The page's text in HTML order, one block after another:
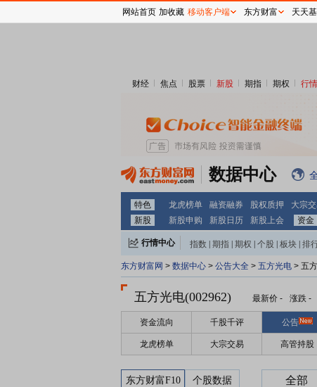
财经 焦点 股票 新股 期指 期权 行情
数据中心
特色 龙虎榜单 融资融券 股权质押 大宗
新股
新股申购 新股日历 新股上会 资金
行情中心 指数 期指 期权 个股 板块 排
东方财富网 > 数据中心 > 公告大全 > 五方光电 > 五
五方光电(002962) 最新价 - 涨跌 -
资金流向 千股千评 公告
龙虎榜单 大宗交易 高管持股
东方财富F10 个股数据 全部
网站首页 加收藏 移动客户端 东方财富 天天